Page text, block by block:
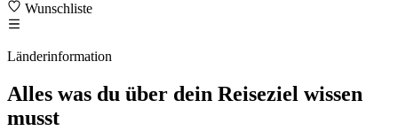
Wunschliste
Länderinformation
Alles was du über dein Reiseziel wissen
musst